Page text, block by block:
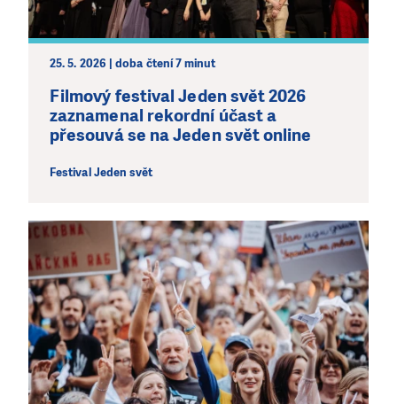
25. 5. 2026 | doba čtení 7 minut
Filmový festival Jeden svět 2026
zaznamenal rekordní účast a
přesouvá se na Jeden svět online
Festival Jeden svět
bez Vaší podpory. Ať už se nám rozhodnete pomoci
jedním darem nebo se stanete pravidelným dárcem
Klubu přátel, Vaše dary nám umožní pomoci vždy tam,
DAROVAT DAROVAT PRAVIDELNĚ